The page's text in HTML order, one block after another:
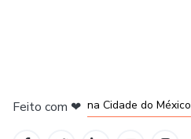
Feito com ❤ na Cidade do México